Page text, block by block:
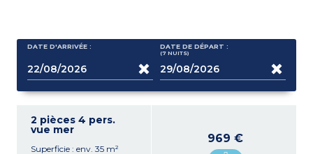
DATE D'ARRIVÉE : DATE DE DÉPART :
(7 NUITS)
2 pièces 4 pers.
vue mer
Superficie : env. 35 m²
969 €